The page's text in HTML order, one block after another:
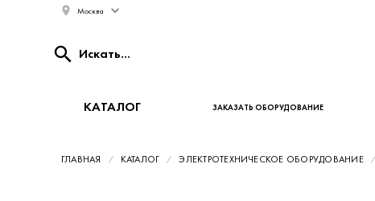
Москва
КАТАЛОГ ЗАКАЗАТЬ ОБОРУДОВАНИЕ
ГЛАВНАЯ КАТАЛОГ ЭЛЕКТРОТЕХНИЧЕСКОЕ ОБОРУДОВАНИЕ